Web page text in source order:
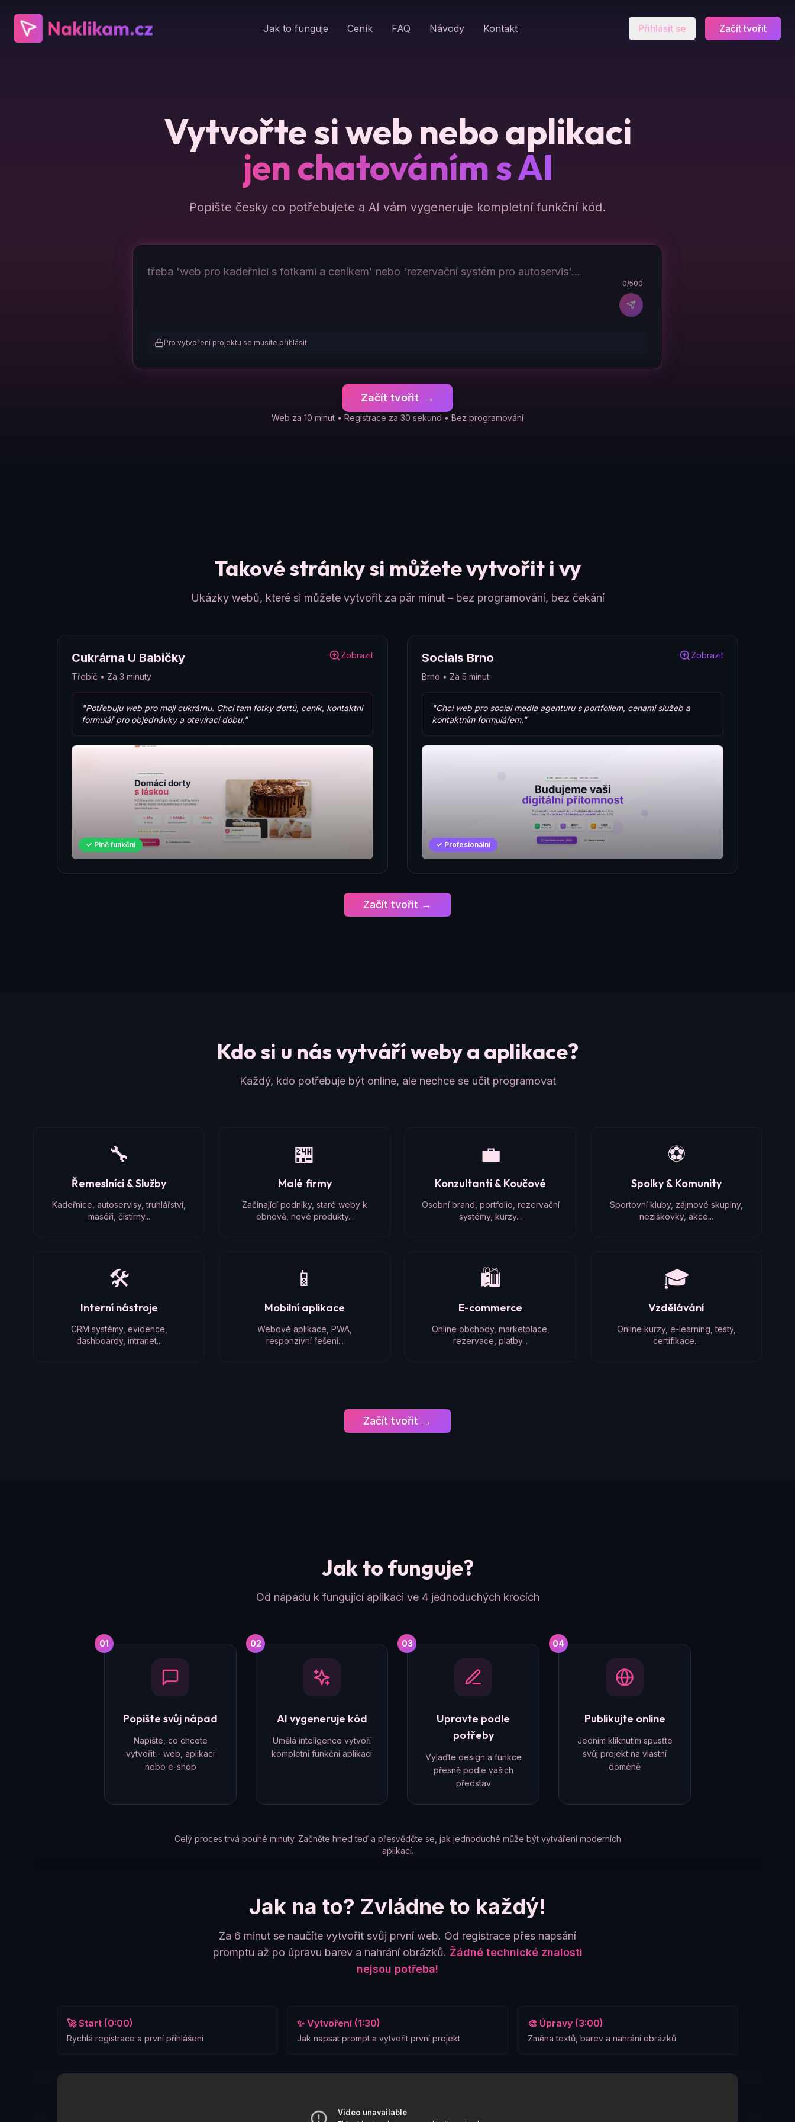
Jak to funguje Ceník FAQ Návody Kontakt Přihlásit se Začít tvořit
Vytvořte si web nebo aplikaci
jen chatováním s AI
Popište česky co potřebujete a AI vám vygeneruje kompletní funkční kód.
0/500
Pro vytvoření projektu se musíte přihlásit
Začít tvořit →
Web za 10 minut • Registrace za 30 sekund • Bez programování
Takové stránky si můžete vytvořit i vy
Ukázky webů, které si můžete vytvořit za pár minut – bez programování, bez čekání
Cukrárna U Babičky
Třebíč • Za 3 minuty
Zobrazit
"Potřebuju web pro moji cukrárnu. Chci tam fotky dortů, ceník, kontaktní
formulář pro objednávky a otevírací dobu."
✓ Plně funkční
Socials Brno
Brno • Za 5 minut
Zobrazit
"Chci web pro social media agenturu s portfoliem, cenami služeb a
kontaktním formulářem."
✓ Profesionální
Začít tvořit →
Kdo si u nás vytváří weby a aplikace?
Každý, kdo potřebuje být online, ale nechce se učit programovat
🔧
Řemeslníci & Služby
Kadeřnice, autoservisy, truhlářství,
maséři, čistírny...
🏪
Malé firmy
Začínající podniky, staré weby k
obnově, nové produkty...
💼
Konzultanti & Koučové
Osobní brand, portfolio, rezervační
systémy, kurzy...
⚽
Spolky & Komunity
Sportovní kluby, zájmové skupiny,
neziskovky, akce...
🛠️
Interní nástroje
CRM systémy, evidence,
dashboardy, intranet...
📱
Mobilní aplikace
Webové aplikace, PWA,
responzivní řešení...
🛍️
E-commerce
Online obchody, marketplace,
rezervace, platby...
🎓
Vzdělávání
Online kurzy, e-learning, testy,
certifikace...
Začít tvořit →
Jak to funguje?
Od nápadu k fungující aplikaci ve 4 jednoduchých krocích
01
Popište svůj nápad
Napište, co chcete
vytvořit - web, aplikaci
nebo e-shop
02
AI vygeneruje kód
Umělá inteligence vytvoří
kompletní funkční aplikaci
03
Upravte podle
potřeby
Vylaďte design a funkce
přesně podle vašich
představ
04
Publikujte online
Jedním kliknutím spusťte
svůj projekt na vlastní
doméně
Celý proces trvá pouhé minuty. Začněte hned teď a přesvědčte se, jak jednoduché může být vytváření moderních
aplikací.
Jak na to? Zvládne to každý!
Za 6 minut se naučíte vytvořit svůj první web. Od registrace přes napsání
promptu až po úpravu barev a nahrání obrázků. Žádné technické znalosti
nejsou potřeba!
🚀 Start (0:00)
Rychlá registrace a první přihlášení
✨ Vytvoření (1:30)
Jak napsat prompt a vytvořit první projekt
🎨 Úpravy (3:00)
Změna textů, barev a nahrání obrázků